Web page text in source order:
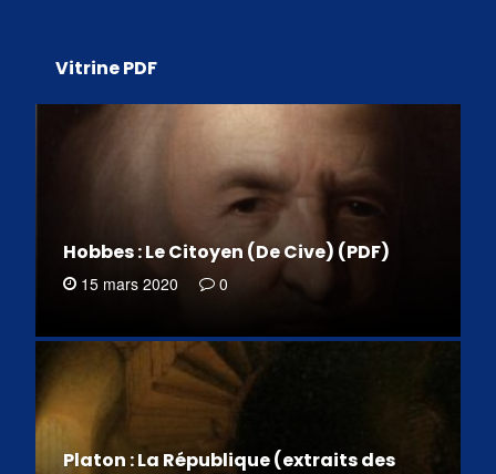
Vitrine PDF
Hobbes : Le Citoyen (De Cive) (PDF)
15 mars 2020 0
Platon : La République (extraits des